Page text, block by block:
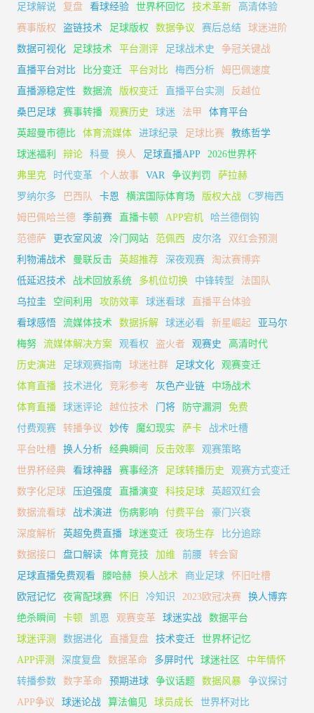
足球解说
复盘 看球经验 世界杯回忆 技术革新
高清体验
赛事版权
盗链技术 足球版权 数据争议 赛后总结
球迷进阶
数据可视化
足球技术 平台测评 足球战术史
争冠关键战
直播平台对比
比分变迁 平台对比 梅西分析
姆巴佩速度
直播源稳定性
数据流 版权变迁 直播平台实测
反越位
桑巴足球
赛事转播 观赛历史 球迷 法甲
体育平台
英超曼市德比
体育流媒体 进球纪录 足球比赛
教练哲学
球迷福利
辩论 科曼 换人 足球直播APP
2026世界杯
弗里克
时代变革 个人故事 VAR 争议判罚
萨拉赫
罗纳尔多
巴西队 卡恩 横滨国际体育场 版权大战
C罗梅西
姆巴佩哈兰德
季前赛 直播卡顿 APP宕机
哈兰德倒钩
范德萨
更衣室风波 冷门网站 范佩西 皮尔洛
双红会预测
利物浦战术
曼联反击 英超推荐 深夜观赛
淘汰赛博弈
低延迟技术
战术回放系统 多机位切换 中锋转型
法国队
乌拉圭
空间利用 攻防效率 球迷看球
直播平台体验
看球感悟
流媒体技术 数据拆解 球迷必看 新星崛起
亚马尔
梅努
流媒体解决方案 观看权 盗火者 观赛史
高清时代
历史演进
足球观赛指南 球迷社群 足球文化
观赛变迁
体育直播
技术进化 竞彩参考 灰色产业链
中场战术
体育直播
球迷评论 越位技术 门将 防守漏洞
免费
付费观赛
转播争议 妙传 魔幻现实 萨卡
战术吐槽
平台吐槽
换人分析 经典瞬间 反击效率
观赛策略
世界杯经典
看球神器 赛事经济 足球转播历史
观赛方式变迁
数字化足球
压迫强度 直播演变 科技足球
英超双红会
数据流看球
战术演进 伤病影响 付费平台
豪门兴衰
深度解析
英超免费直播 球迷变迁 夜场生存
比分追踪
数据接口
盘口解读 体育竞技 加维 前腰
转会窗
足球直播免费观看
滕哈赫 换人战术 商业足球
怀旧吐槽
欧冠记忆
夜宵配球赛 怀旧 冷知识 2023欧冠决赛
换人博弈
绝杀瞬间
卡顿 凯恩 观赛变革 球迷实战
数据平台
球迷评测
数据进化 直播复盘 技术变迁
世界杯记忆
APP评测
深度复盘 数据革命 多屏时代 球迷社区
中年情怀
转播参数
数字革命 预期进球 争议话题 数据风暴
争议探讨
APP争议
球迷论战 算法偏见 球员成长
世界杯对比